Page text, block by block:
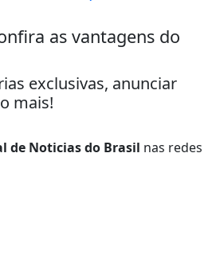
as vantagens do
exclusivas, anunciar
mais!
de Noticias do Brasil nas redes